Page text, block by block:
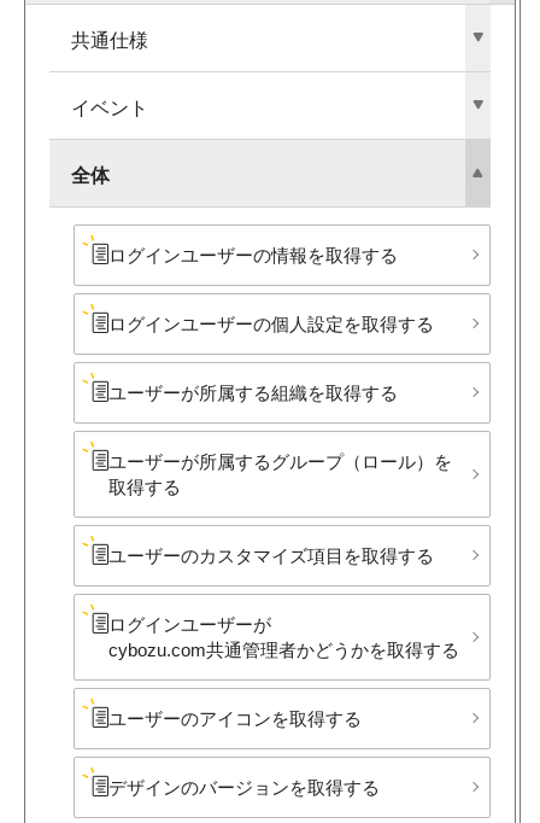
共通仕様
イベント
全体
ログインユーザーの​情報を​取得する
ログインユーザーの​個人設定を​取得する
ユーザーが​所属する​組織を​取得する
ユーザーが​所属する​グループ​（ロール）を​
取得する
ユーザーの​カスタマイズ項目を​取得する
ログインユーザーが​
cybozu.com共通管理者か​どうかを​取得する
ユーザーの​アイコンを​取得する
デザインの​バージ​ョンを​取得する